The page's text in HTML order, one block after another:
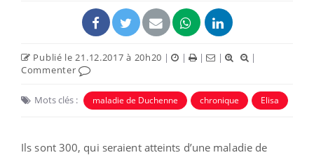
Publié le 21.12.2017 à 20h20 | | | |
|
Commenter
Mots clés : maladie de Duchenne chronique Elisa
Ils sont 300, qui seraient atteints d’une maladie de